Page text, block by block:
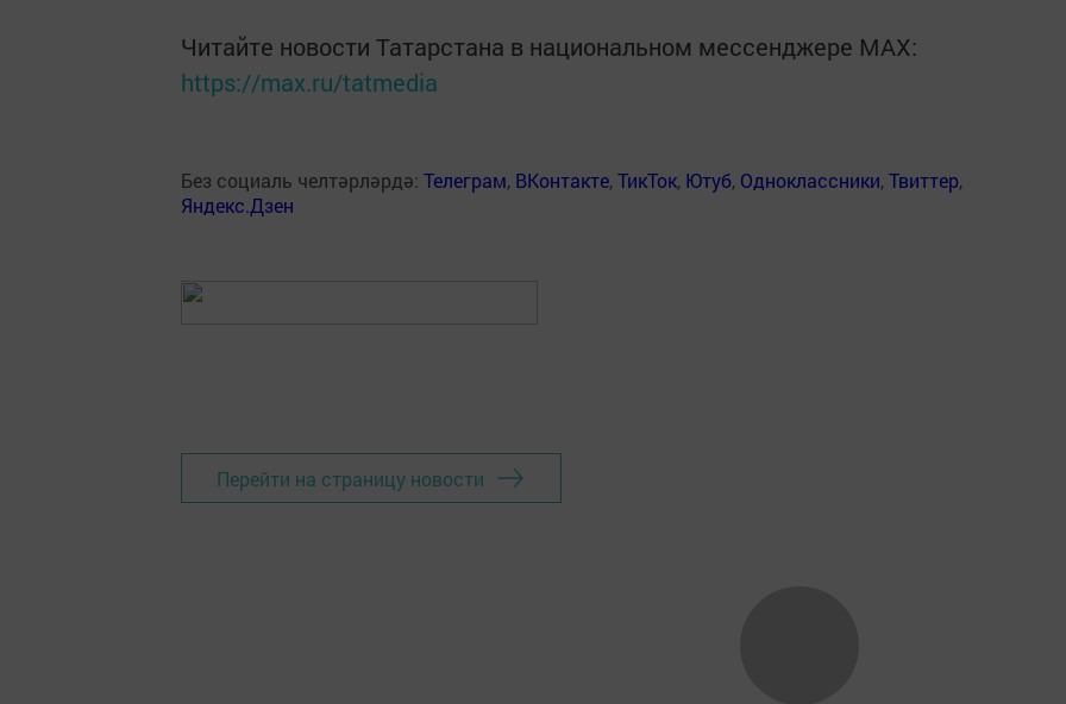
Читайте новости Татарстана в национальном мессенджере MАХ:
https://max.ru/tatmedia
Без социаль челтәрләрдә: Телеграм, ВКонтакте,ТикТок, Ютуб, Одноклассники,Твиттер,
Яндекс.Дзен
Перейти на страницу новости